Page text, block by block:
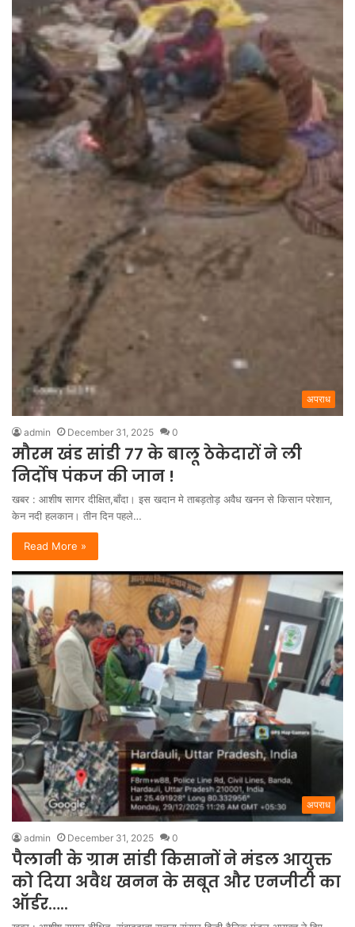
अपराध
admin December 31, 2025 0
मौरम खंड सांडी 77 के बालू ठेकेदारों ने ली
निर्दोष पंकज की जान !
खबर : आशीष सागर दीक्षित,बाँदा। इस खदान मे ताबड़तोड़ अवैध खनन से किसान परेशान,
केन नदी हलकान। तीन दिन पहले…
Read More »
अपराध
admin December 31, 2025 0
पैलानी के ग्राम सांडी किसानों ने मंडल आयुक्त
को दिया अवैध खनन के सबूत और एनजीटी का
ऑर्डर…..